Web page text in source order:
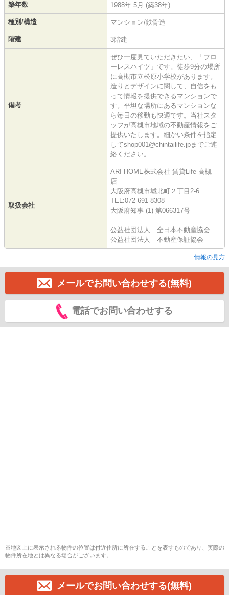
築年数 1988年 5月 (築38年)
種別/構造 マンション/鉄骨造
階建 3階建
備考
ぜひ一度見ていただきたい、「フロ
ーレスハイツ」です。徒歩9分の場所
に高槻市立松原小学校があります。
造りとデザインに関して、自信をも
って情報を提供できるマンションで
す。平坦な場所にあるマンションな
ら毎日の移動も快適です。当社スタ
ッフが高槻市地域の不動産情報をご
提供いたします。細かい条件を指定
してshop001@chintailife.jpまでご連
絡ください。
取扱会社
ARI HOME株式会社 賃貸Life 高槻
店
大阪府高槻市城北町２丁目2-6
TEL:072-691-8308
大阪府知事 (1) 第066317号
公益社団法人 全日本不動産協会
公益社団法人 不動産保証協会
情報の見方
メールでお問い合わせする(無料)
電話でお問い合わせする
※地図上に表示される物件の位置は付近住所に所在することを表すものであり、実際の
物件所在地とは異なる場合がございます。
メールでお問い合わせする(無料)